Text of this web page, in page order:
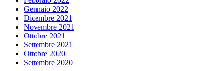
Gennaio 2022
Dicembre 2021
Novembre 2021
Ottobre 2021
Settembre 2021
Ottobre 2020
Settembre 2020